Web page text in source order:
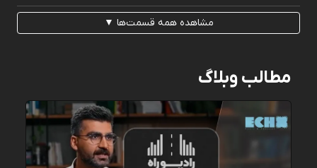
مشاهده همه قسمت‌ها ▼
مطالب وبلاگ